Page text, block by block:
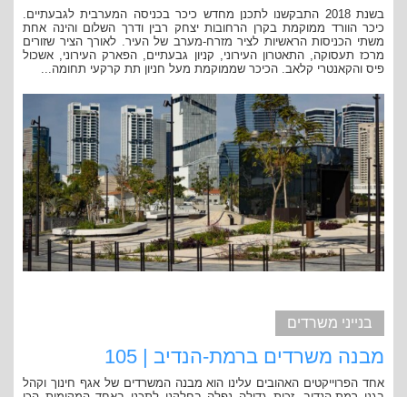
בשנת 2018 התבקשנו לתכנן מחדש כיכר בכניסה המערבית לגבעתיים.
כיכר הוורד ממוקמת בקרן הרחובות יצחק רבין ודרך השלום והינה אחת
משתי הכניסות הראשיות לציר מזרח-מערב של העיר. לאורך הציר שזורים
מרכז תעסוקה, התאטרון העירוני, קניון גבעתיים, הפארק העירוני, אשכול
פיס והקאנטרי קלאב. הכיכר שממוקמת מעל חניון תת קרקעי תחומה...
בנייני משרדים
מבנה משרדים ברמת-הנדיב | 105
אחד הפרוייקטים האהובים עלינו הוא מבנה המשרדים של אגף חינוך וקהל